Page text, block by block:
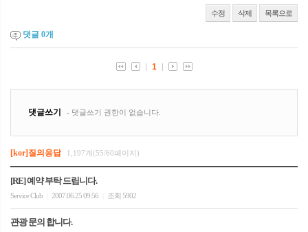
수정 삭제 목록으로
댓글 0개
[kor]질의응답 1,197개(55/60페이지)
[RE] 예약 부탁 드립니다.
Service Club 2007.06.25 09:56 조회 5902
관광 문의 합니다.